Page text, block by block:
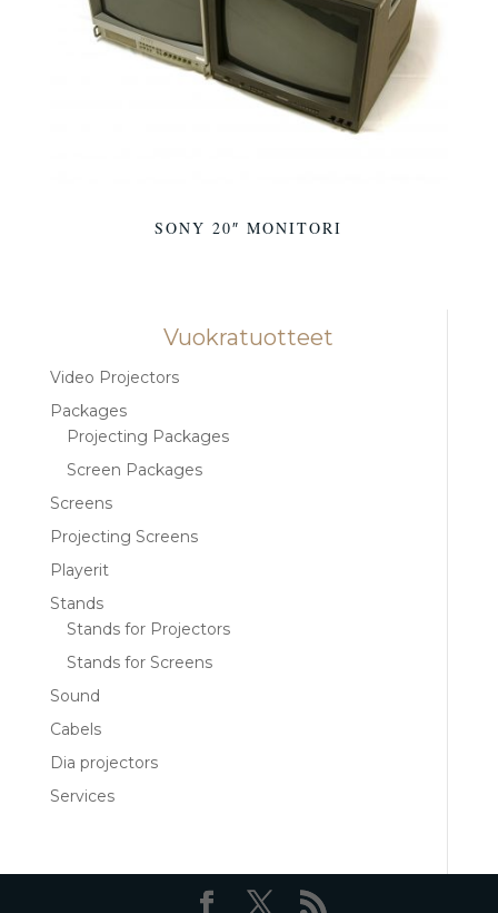
SONY 20″ MONITORI
Vuokratuotteet
Video Projectors
Packages
Projecting Packages
Screen Packages
Screens
Projecting Screens
Playerit
Stands
Stands for Projectors
Stands for Screens
Sound
Cabels
Dia projectors
Services